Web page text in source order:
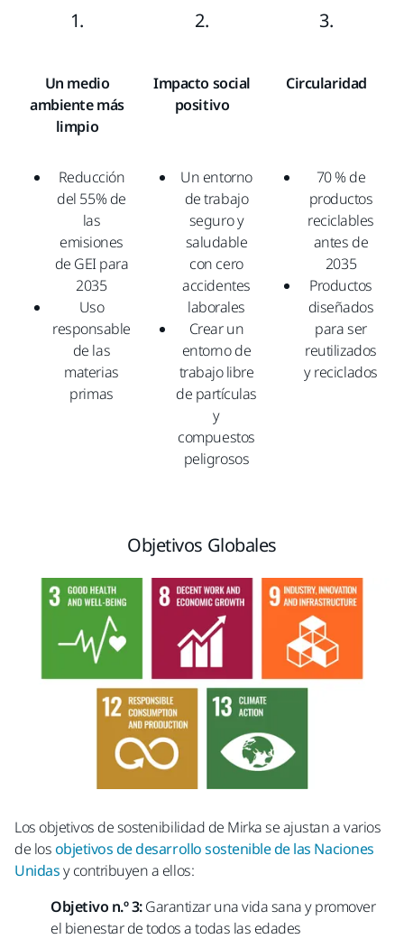
1. 2. 3.
Un medio
ambiente más
limpio
Impacto social
positivo
Circularidad
Reducción
del 55% de
las
emisiones
de GEI para
2035
Uso
responsable
de las
materias
primas
Un entorno
de trabajo
seguro y
saludable
con cero
accidentes
laborales
Crear un
entorno de
trabajo libre
de partículas
y
compuestos
peligrosos
70 % de
productos
reciclables
antes de
2035
Productos
diseñados
para ser
reutilizados
y reciclados
Objetivos Globales
Los objetivos de sostenibilidad de Mirka se ajustan a varios
de losobjetivos de desarrollo sostenible de las Naciones
Unidasy contribuyen a ellos:
Objetivo n.º 3:Garantizar una vida sana y promover
el bienestar de todos a todas las edades ​